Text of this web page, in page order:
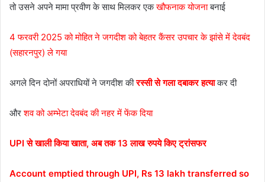
तो उसने अपने मामा प्रवीण के साथ मिलकर एकखौफनाक योजनाबनाई
4 फरवरी 2025 को मोहित ने जगदीश को बेहतर कैंसर उपचार के झांसे में देवबंद
(सहारनपुर) ले गया
अगले दिन दोनों अपराधियों ने जगदीश कीरस्सी से गला दबाकर हत्याकर दी
औरशव को अम्भेटा देवबंद की नहर में फेंक दिया
UPI से खाली किया खाता, अब तक 13 लाख रुपये किए ट्रांसफर
Account emptied through UPI, Rs 13 lakh transferred so